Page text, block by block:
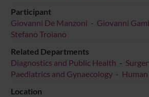
Participant
Giovanni De Manzoni - Giovanni
Stefano Troiano
Related Departments
Diagnostics and Public Health -
Paediatrics and Gynaecology - Human
Location